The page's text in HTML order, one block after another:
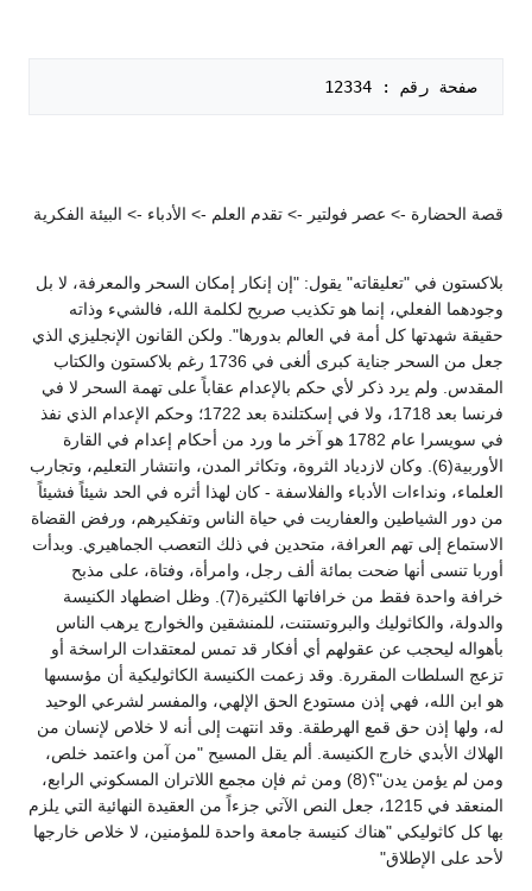
صفحة رقم : 12334
قصة الحضارة -> عصر فولتير -> تقدم العلم -> الأدباء -> البيئة الفكرية
بلاكستون في "تعليقاته" يقول: "إن إنكار إمكان السحر والمعرفة، لا بل
وجودهما الفعلي، إنما هو تكذيب صريح لكلمة الله، فالشيء وذاته
حقيقة شهدتها كل أمة في العالم بدورها". ولكن القانون الإنجليزي الذي
جعل من السحر جناية كبرى ألغى في 1736 رغم بلاكستون والكتاب
المقدس. ولم يرد ذكر لأي حكم بالإعدام عقاباً على تهمة السحر لا في
فرنسا بعد 1718، ولا في إسكتلندة بعد 1722؛ وحكم الإعدام الذي نفذ
في سويسرا عام 1782 هو آخر ما ورد من أحكام إعدام في القارة
الأوربية(6). وكان لازدياد الثروة، وتكاثر المدن، وانتشار التعليم، وتجارب
العلماء، ونداءات الأدباء والفلاسفة - كان لهذا أثره في الحد شيئاً فشيئاً
من دور الشياطين والعفاريت في حياة الناس وتفكيرهم، ورفض القضاة
الاستماع إلى تهم العرافة، متحدين في ذلك التعصب الجماهيري. وبدأت
أوربا تنسى أنها ضحت بمائة ألف رجل، وامرأة، وفتاة، على مذبح
خرافة واحدة فقط من خرافاتها الكثيرة(7). وظل اضطهاد الكنيسة
والدولة، والكاثوليك والبروتستنت، للمنشقين والخوارج يرهب الناس
بأهواله ليحجب عن عقولهم أي أفكار قد تمس لمعتقدات الراسخة أو
تزعج السلطات المقررة. وقد زعمت الكنيسة الكاثوليكية أن مؤسسها
هو ابن الله، فهي إذن مستودع الحق الإلهي، والمفسر لشرعي الوحيد
له، ولها إذن حق قمع الهرطقة. وقد انتهت إلى أنه لا خلاص لإنسان من
الهلاك الأبدي خارج الكنيسة. ألم يقل المسيح "من آمن واعتمد خلص،
ومن لم يؤمن يدن"؟(8) ومن ثم فإن مجمع اللاتران المسكوني الرابع،
المنعقد في 1215، جعل النص الآتي جزءاً من العقيدة النهائية التي يلزم
بها كل كاثوليكي "هناك كنيسة جامعة واحدة للمؤمنين، لا خلاص خارجها
لأحد على الإطلاق"